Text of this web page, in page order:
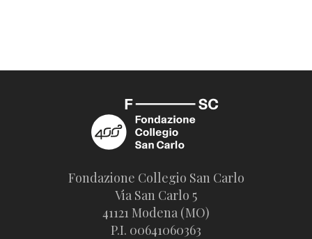
Fondazione Collegio San Carlo
Via San Carlo 5
41121 Modena (MO)
P.I. 00641060363